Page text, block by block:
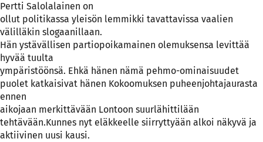
Pertti Salolalainen on
ollut politikassa yleisön lemmikki tavattavissa vaalien
välilläkin slogaanillaan.
Hän ystävällisen partiopoikamainen olemuksensa levittää
hyvää tuulta
ympäristöönsä. Ehkä hänen nämä pehmo-ominaisuudet
puolet katkaisivat hänen Kokoomuksen puheenjohtajaurasta
ennen
aikojaan merkittävään Lontoon suurlähittilään
tehtävään.Kunnes nyt eläkkeelle siirryttyään alkoi näkyvä ja
aktiivinen uusi kausi.